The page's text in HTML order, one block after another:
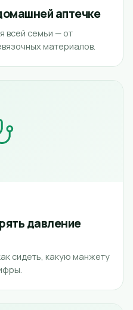
аптечке
всей семьи — от
материалов.
давление
сидеть, какую манжету